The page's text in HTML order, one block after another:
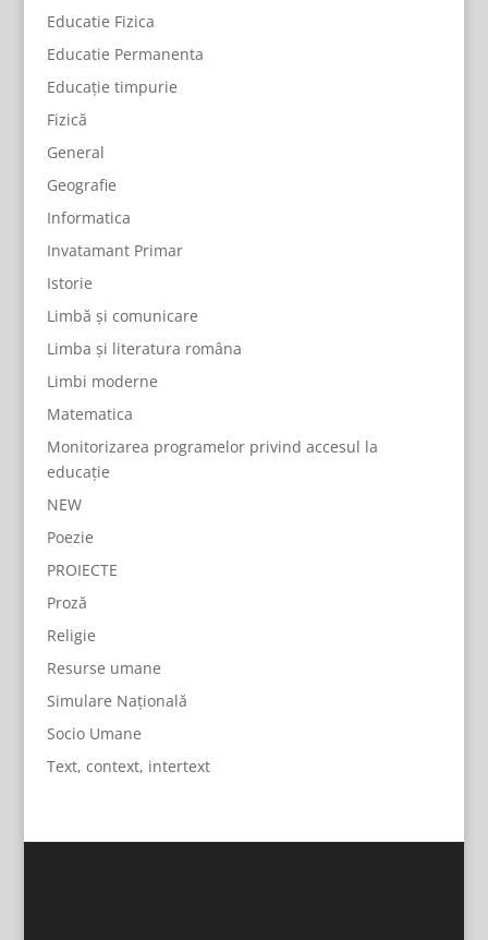
Educatie Fizica
Educatie Permanenta
Educație timpurie
Fizică
General
Geografie
Informatica
Invatamant Primar
Istorie
Limbă și comunicare
Limba și literatura româna
Limbi moderne
Matematica
Monitorizarea programelor privind accesul la
educație
NEW
Poezie
PROIECTE
Proză
Religie
Resurse umane
Simulare Națională
Socio Umane
Text, context, intertext